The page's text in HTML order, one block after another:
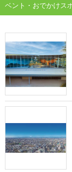
ベント・おでかけス